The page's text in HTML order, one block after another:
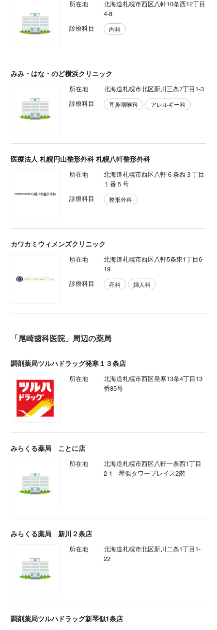
所在地
北海道札幌市西区八軒10条西12丁目
4-8
診療科目
内科
みみ・はな・のど横浜クリニック
所在地
北海道札幌市北区新川三条7丁目1-3
診療科目
耳鼻咽喉科 アレルギー科
医療法人 札幌円山整形外科 札幌八軒整形外科
所在地
北海道札幌市西区八軒６条西３丁目
１番５号
診療科目
整形外科
カワカミウィメンズクリニック
所在地
北海道札幌市西区八軒5条東1丁目6-
19
診療科目
産科 婦人科
「尾崎歯科医院」周辺の薬局
調剤薬局ツルハドラッグ発寒１３条店
所在地
北海道札幌市西区発寒13条4丁目13
番85号
みらくる薬局 ことに店
所在地
北海道札幌市西区八軒一条西1丁目
2-1 琴似タワープレイス2階
みらくる薬局 新川２条店
所在地
北海道札幌市北区新川二条1丁目1-
22
調剤薬局ツルハドラッグ新琴似1条店